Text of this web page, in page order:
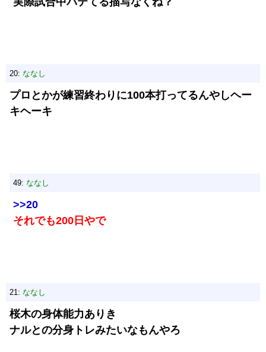
20: ななし
プロとかが練習終わりに100本打ってるんやしヘー
キヘーキ
49: ななし
>>20
それでも200日やで
21: ななし
桜木の身体能力ありき
ナルとの分身トレみたいなもんやろ